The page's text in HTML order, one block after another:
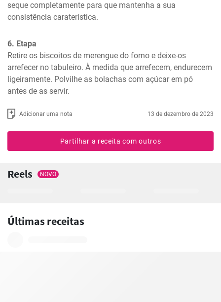
seque completamente para que mantenha a sua
consistência caraterística.
6. Etapa
Retire os biscoitos de merengue do forno e deixe-os
arrefecer no tabuleiro. À medida que arrefecem, endurecem
ligeiramente. Polvilhe as bolachas com açúcar em pó
antes de as servir.
Adicionar uma nota 13 de dezembro de 2023
Partilhar a receita com outros
Reels NOVO
Últimas receitas